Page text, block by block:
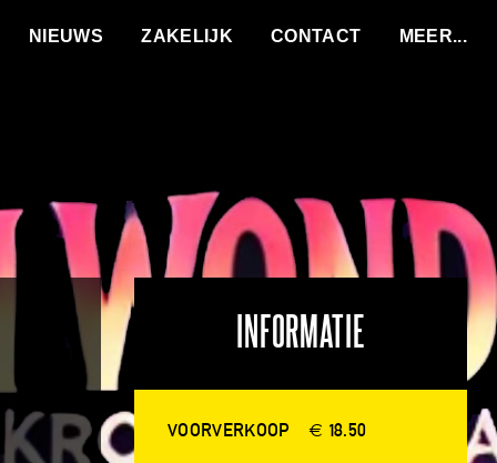
NIEUWS ZAKELIJK CONTACT
INFORMATIE
VOORVERKOOP € 18.50